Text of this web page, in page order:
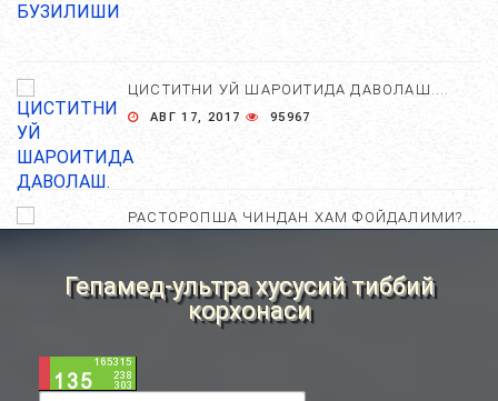
ЦИСТИТНИ УЙ ШАРОИТИДА ДАВОЛАШ....
АВГ 17, 2017 95967
РАСТОРОПША ЧИНДАН ХАМ ФОЙДАЛИМИ?...
НОСТАНДАРТ УСУЛЛАРИ....
АВГ 22, 2017 83693
Гепамед-ультра хусусий тиббий
корхонаси